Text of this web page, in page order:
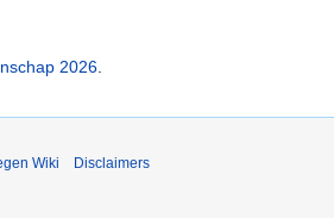
2026
Wiki Disclaimers